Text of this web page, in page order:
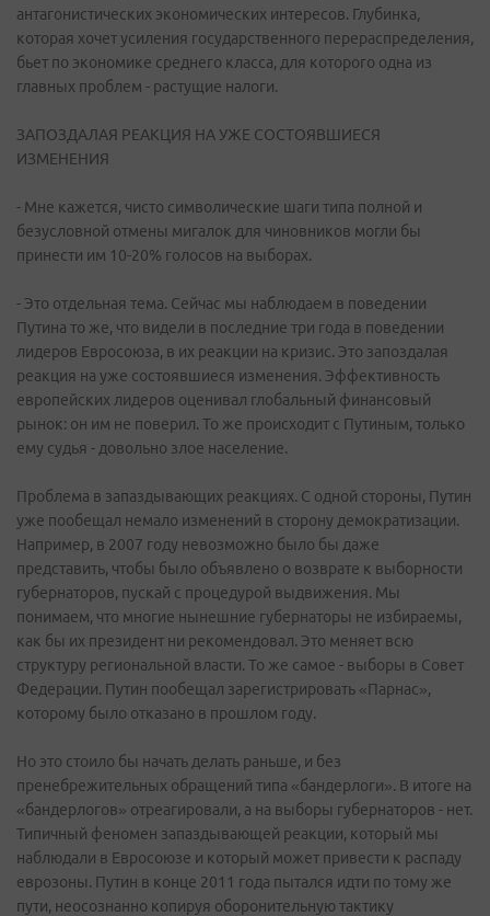
антагонистических экономических интересов. Глубинка,
которая хочет усиления государственного перераспределения,
бьет по экономике среднего класса, для которого одна из
главных проблем - растущие налоги.
ЗАПОЗДАЛАЯ РЕАКЦИЯ НА УЖЕ СОСТОЯВШИЕСЯ
ИЗМЕНЕНИЯ
- Мне кажется, чисто символические шаги типа полной и
безусловной отмены мигалок для чиновников могли бы
принести им 10-20% голосов на выборах.
- Это отдельная тема. Сейчас мы наблюдаем в поведении
Путина то же, что видели в последние три года в поведении
лидеров Евросоюза, в их реакции на кризис. Это запоздалая
реакция на уже состоявшиеся изменения. Эффективность
европейских лидеров оценивал глобальный финансовый
рынок: он им не поверил. То же происходит с Путиным, только
ему судья - довольно злое население.
Проблема в запаздывающих реакциях. С одной стороны, Путин
уже пообещал немало изменений в сторону демократизации.
Например, в 2007 году невозможно было бы даже
представить, чтобы было объявлено о возврате к выборности
губернаторов, пускай с процедурой выдвижения. Мы
понимаем, что многие нынешние губернаторы не избираемы,
как бы их президент ни рекомендовал. Это меняет всю
структуру региональной власти. То же самое - выборы в Совет
Федерации. Путин пообещал зарегистрировать «Парнас»,
которому было отказано в прошлом году.
Но это стоило бы начать делать раньше, и без
пренебрежительных обращений типа «бандерлоги». В итоге на
«бандерлогов» отреагировали, а на выборы губернаторов - нет.
Типичный феномен запаздывающей реакции, который мы
наблюдали в Евросоюзе и который может привести к распаду
еврозоны. Путин в конце 2011 года пытался идти по тому же
пути, неосознанно копируя оборонительную тактику